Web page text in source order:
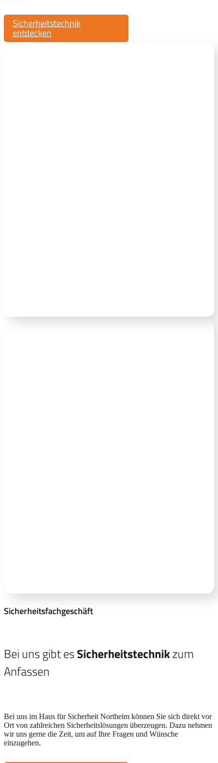
Sicherheitstechnik
entdecken
Sicherheitsfachgeschäft
Bei uns gibt esSicherheitstechnikzum
Anfassen
Bei uns im Haus für Sicherheit Northeim können Sie sich direkt vor
Ort von zahlreichen Sicherheitslösungen überzeugen. Dazu nehmen
wir uns gerne die Zeit, um auf Ihre Fragen und Wünsche
einzugehen.